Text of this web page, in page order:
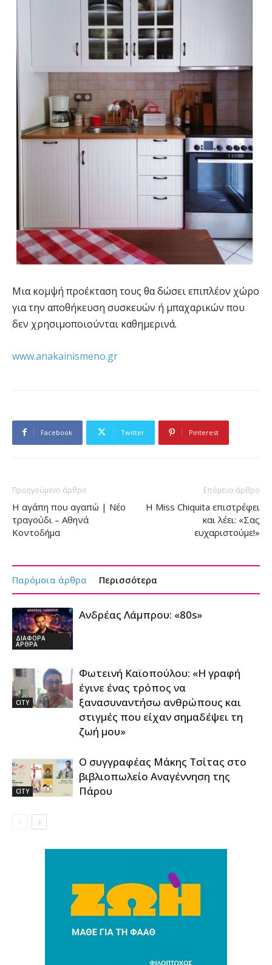
Μια κομψή προέκταση τους θα δώσει επιπλέον χώρο
για την αποθήκευση συσκευών ή μπαχαρικών που
δεν χρησιμοποιούνται καθημερινά.
www.anakainismeno.gr
Facebook Twitter Pinterest
Προηγούμενο άρθρο
Η αγάπη που αγαπώ | Νέο
τραγούδι – Αθηνά
Κοντοδήμα
Επόμενο άρθρο
Η Miss Chiquita επιστρέφει
και λέει: «Σας
ευχαριστούμε!»
Παρόμοια άρθρα Περισσότερα
ΔΙΑΦΟΡΑ
ΑΡΘΡΑ
Ανδρέας Λάμπρου: «80s»
CITY
Φωτεινή Καϊοπούλου: «Η γραφή
έγινε ένας τρόπος να
ξανασυναντήσω ανθρώπους και
στιγμές που είχαν σημαδέψει τη
ζωή μου»
CITY
Ο συγγραφέας Μάκης Τσίτας στο
βιβλιοπωλείο Αναγέννηση της
Πάρου